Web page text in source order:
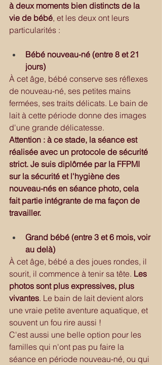
à deux moments bien distincts de la
vie de bébé, et les deux ont leurs
particularités :
Bébé nouveau-né (entre 8 et 21
jours)
À cet âge, bébé conserve ses réflexes
de nouveau-né, ses petites mains
fermées, ses traits délicats. Le bain de
lait à cette période donne des images
d'une grande délicatesse.
Attention : à ce stade, la séance est
réalisée avec un protocole de sécurité
strict. Je suis diplômée par la FFPMI
sur la sécurité et l'hygiène des
nouveau-nés en séance photo, cela
fait partie intégrante de ma façon de
travailler.
Grand bébé (entre 3 et 6 mois, voir
au delà)
À cet âge, bébé a des joues rondes, il
sourit, il commence à tenir sa tête. Les
photos sont plus expressives, plus
vivantes. Le bain de lait devient alors
une vraie petite aventure aquatique, et
souvent un fou rire aussi !
C'est aussi une belle option pour les
familles qui n'ont pas pu faire la
séance en période nouveau-né, ou qui